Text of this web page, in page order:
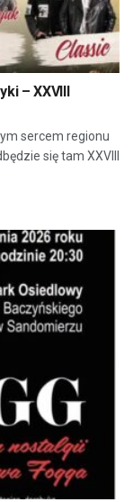
– XXVIII
sercem regionu
się tam XXVIII